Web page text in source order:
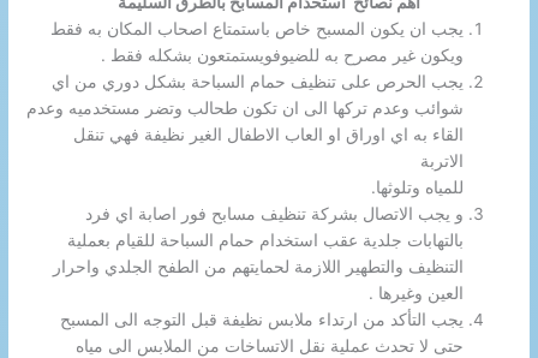
يجب ان يكون المسبح خاص باستمتاع اصحاب المكان به فقط
ويكون غير مصرح به للضيوفويستمتعون بشكله فقط .
يجب الحرص على تنظيف حمام السباحة بشكل دوري من اي
شوائب وعدم تركها الى ان تكون طحالب وتضر مستخدميه وعدم
القاء به اي اوراق او العاب الاطفال الغير نظيفة فهي تنقل
الاتربة
للمياه وتلوثها.
و يجب الاتصال بشركة تنظيف مسابح فور اصابة اي فرد
بالتهابات جلدية عقب استخدام حمام السباحة للقيام بعملية
التنظيف والتطهير اللازمة لحمايتهم من الطفح الجلدي واحرار
العين وغيرها .
يجب التأكد من ارتداء ملابس نظيفة قبل التوجه الى المسبح
حتى لا تحدث عملية نقل الاتساخات من الملابس الى مياه